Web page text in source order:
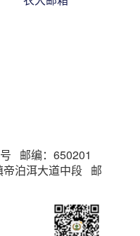
邮编：650201
帝泊洱大道中段 邮